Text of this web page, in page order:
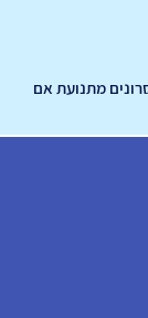
מתנועת אם